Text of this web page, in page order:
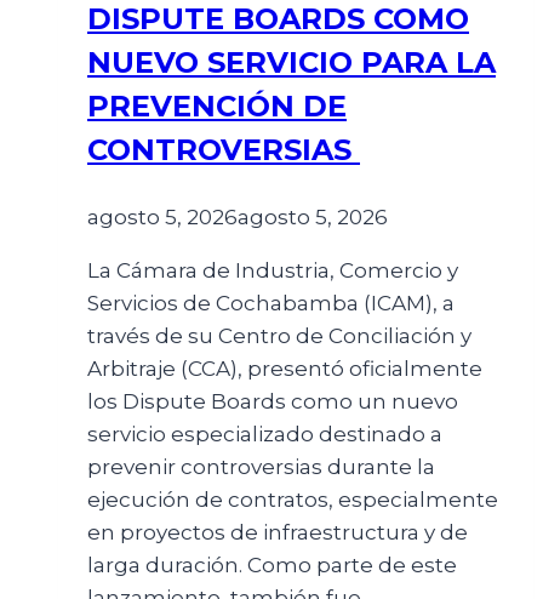
DISPUTE BOARDS COMO
NUEVO SERVICIO PARA LA
PREVENCIÓN DE
CONTROVERSIAS
agosto 5, 2026agosto 5, 2026
La Cámara de Industria, Comercio y
Servicios de Cochabamba (ICAM), a
través de su Centro de Conciliación y
Arbitraje (CCA), presentó oficialmente
los Dispute Boards como un nuevo
servicio especializado destinado a
prevenir controversias durante la
ejecución de contratos, especialmente
en proyectos de infraestructura y de
larga duración. Como parte de este